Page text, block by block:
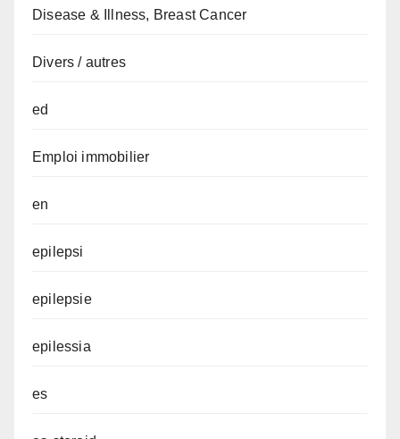
Disease & Illness, Breast Cancer
Divers / autres
ed
Emploi immobilier
en
epilepsi
epilepsie
epilessia
es